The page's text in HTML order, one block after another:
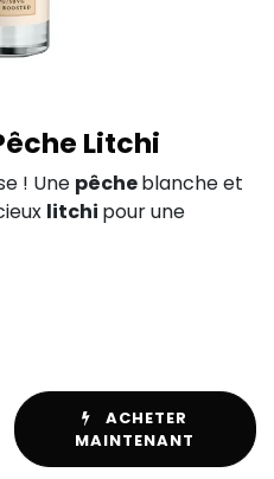
Litchi
! Une pêcheblanche et
litchi pour une
ACHETER
MAINTENANT